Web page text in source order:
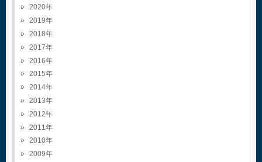
2020
2019
2018
2017
2016
2015
2014
2013
2012
2011
2010
2009